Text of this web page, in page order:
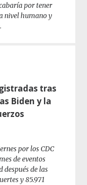
por tener
nivel humano y
tras
Biden y la
por los CDC
de eventos
después de las
y 85.971